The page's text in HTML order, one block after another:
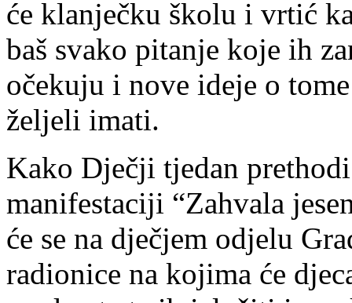
će klanječku školu i vrtić
baš svako pitanje koje ih
očekuju i nove ideje o
željeli imati.
Kako Dječji tjedan
manifestaciji “Zahvala
će se na dječjem odjelu
radionice na kojima će